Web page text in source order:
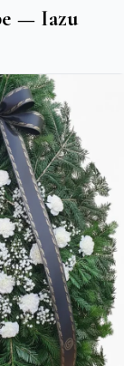
— Iazu